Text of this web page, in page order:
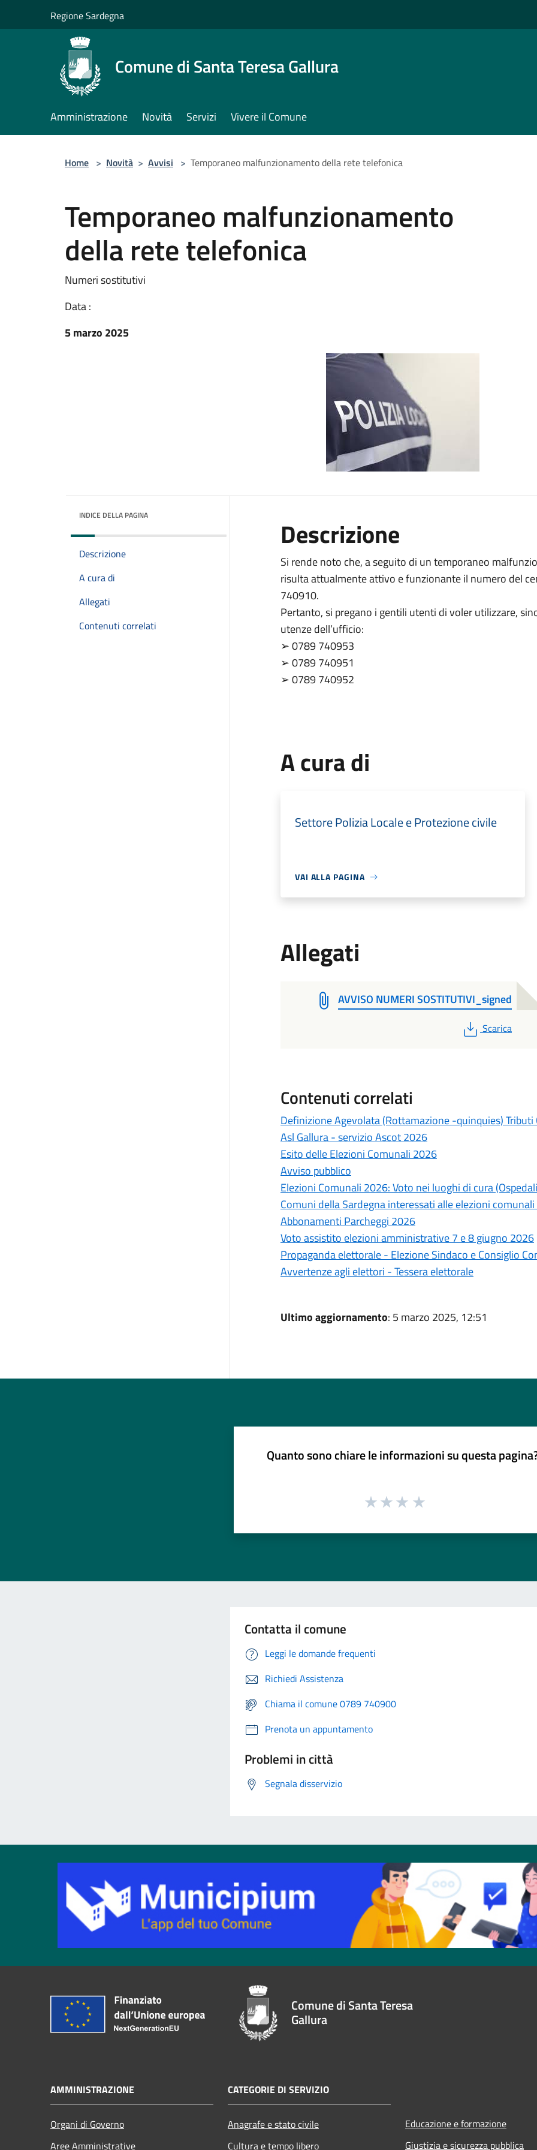
Regione Sardegna
Comune di Santa Teresa Gallura
Amministrazione Novità Servizi Vivere il Comune
Home > Novità > Avvisi > Temporaneo malfunzionamento della rete telefonica
Temporaneo malfunzionamento
della rete telefonica
Numeri sostitutivi
Data :
5 marzo 2025
INDICE DELLA PAGINA
Descrizione
A cura di
Allegati
Contenuti correlati
Descrizione
Si rende noto che, a seguito di un temporaneo
risulta attualmente attivo e funzionante il numero del
740910.
Pertanto, si pregano i gentili utenti di voler utilizzare,
utenze dell’ufficio:
➢ 0789 740953
➢ 0789 740951
➢ 0789 740952
A cura di
Settore Polizia Locale e Protezione civile
VAI ALLA PAGINA
Allegati
AVVISO NUMERI SOSTITUTIVI_signed
PDF
Scarica
Contenuti correlati
Definizione Agevolata (Rottamazione -quinquies) Tributi
Asl Gallura - servizio Ascot 2026
Esito delle Elezioni Comunali 2026
Avviso pubblico
Elezioni Comunali 2026: Voto nei luoghi di cura
Comuni della Sardegna interessati alle elezioni
Abbonamenti Parcheggi 2026
Voto assistito elezioni amministrative 7 e 8 giugno 2026
Propaganda elettorale - Elezione Sindaco e Consiglio
Avvertenze agli elettori - Tessera elettorale
Ultimo aggiornamento: 5 marzo 2025, 12:51
Quanto sono chiare le informazioni su questa
Contatta il comune
Leggi le domande frequenti
Richiedi Assistenza
Chiama il comune 0789 740900
Prenota un appuntamento
Problemi in città
Segnala disservizio
Comune di Santa Teresa
Gallura
AMMINISTRAZIONE
Organi di Governo
Aree Amministrative
CATEGORIE DI SERVIZIO
Anagrafe e stato civile
Cultura e tempo libero
Educazione e formazione
Giustizia e sicurezza pubblica